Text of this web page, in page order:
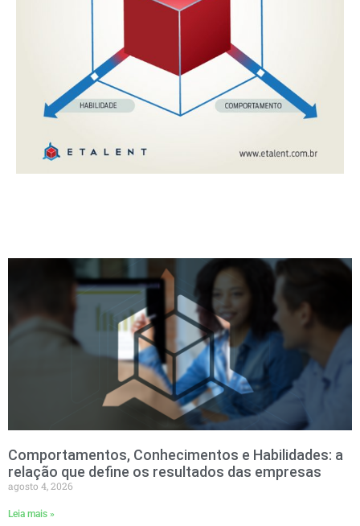
Comportamentos, Conhecimentos e Habilidades: a
relação que define os resultados das empresas
agosto 4, 2026
Leia mais »